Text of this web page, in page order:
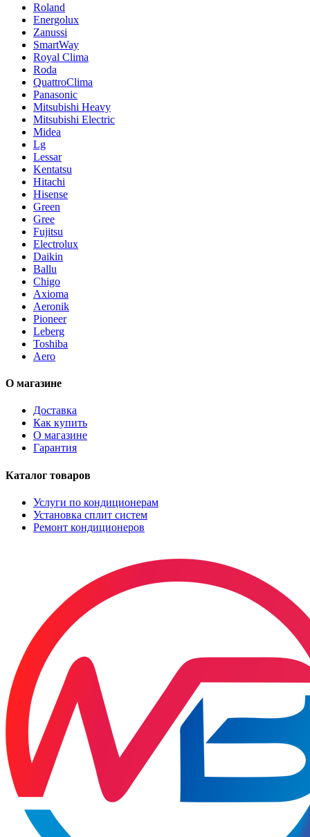
Roland
Energolux
Zanussi
SmartWay
Royal Clima
Roda
QuattroClima
Panasonic
Mitsubishi Heavy
Mitsubishi Electric
Midea
Lg
Lessar
Kentatsu
Hitachi
Hisense
Green
Gree
Fujitsu
Electrolux
Daikin
Ballu
Chigo
Axioma
Aeronik
Pioneer
Leberg
Toshiba
Aero
О магазине
Доставка
Как купить
О магазине
Гарантия
Каталог товаров
Услуги по кондиционерам
Установка сплит систем
Ремонт кондиционеров